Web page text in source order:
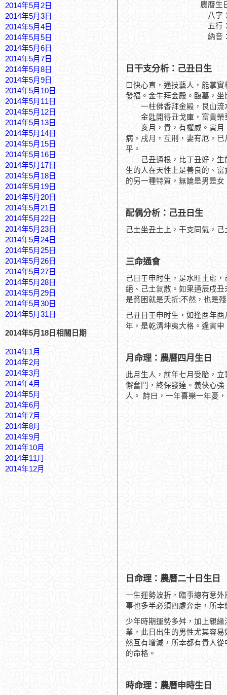
2014年5月2日
2014年5月3日
2014年5月4日
2014年5月5日
2014年5月6日
2014年5月7日
2014年5月8日
2014年5月9日
2014年5月10日
2014年5月11日
2014年5月12日
2014年5月13日
2014年5月14日
2014年5月15日
2014年5月16日
2014年5月17日
2014年5月18日
2014年5月19日
2014年5月20日
2014年5月21日
2014年5月22日
2014年5月23日
2014年5月24日
2014年5月25日
2014年5月26日
2014年5月27日
2014年5月28日
2014年5月29日
2014年5月30日
2014年5月31日
2014年5月18日相關日期
2014年1月
2014年2月
2014年3月
2014年4月
2014年5月
2014年6月
2014年7月
2014年8月
2014年9月
2014年10月
2014年11月
2014年12月
農曆生
八字
五行
納音
日干支分析：己丑日生
口快心直，通技藝人，能掌
發福。金牛拜金殿。臨墓，
一柱佛香拜金殿，艮山流
金匙開得丑戈庫，富貴榮
亥月，貴，有權威。寅月
病。戌月，互刑，妻有厄。
平。
己丑通根，比丁丑好，生
生的人在天性上是善良的、
的另一種特質，無論是男是
配偶分析：己丑日生
己土坐丑土上，干支同氣，
三命通會
己日壬申时生，是水旺土虛
絕、己土氣散。如果通辰戌
是貧困就是夭折;不然，也是
己丑日壬申时生，如逢酉年
年，是乾清坤夷大格。逢寅
月命理：農曆四月生日
此月生人，前年七月受胎，
懈奮鬥，終保發達。義俠心
人。 詩曰，一年喜樂一年憂
日命理：農曆二十日生日
一生運勢波折，臨事總有意
事也多半必須四處奔走，所
少年時期運勢多舛，加上親
業，此日出生的男性尤其容
然互有增減，所幸都有貴人
的命格。
時命理：農曆申時生日